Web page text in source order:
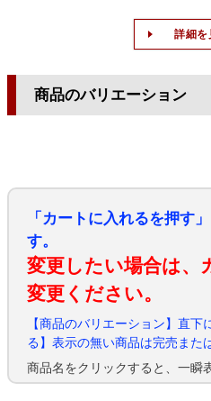
詳細を
商品のバリエーション
「カートに入れるを押す
す。
変更したい場合は、
変更ください。
【商品のバリエーション】直
る】表示の無い商品は完売また
商品名をクリックすると、一瞬